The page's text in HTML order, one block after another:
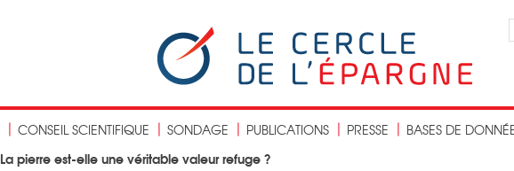
CONSEIL SCIENTIFIQUE SONDAGE PUBLICATIONS PRESSE
BASES DE
La pierre est-elle une véritable valeur refuge ?